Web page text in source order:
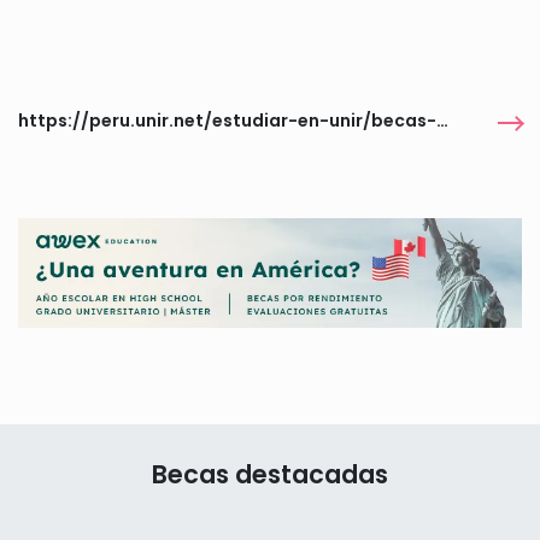
https://peru.unir.net/estudiar-en-unir/becas-universitarias/bienestar/
Becas destacadas